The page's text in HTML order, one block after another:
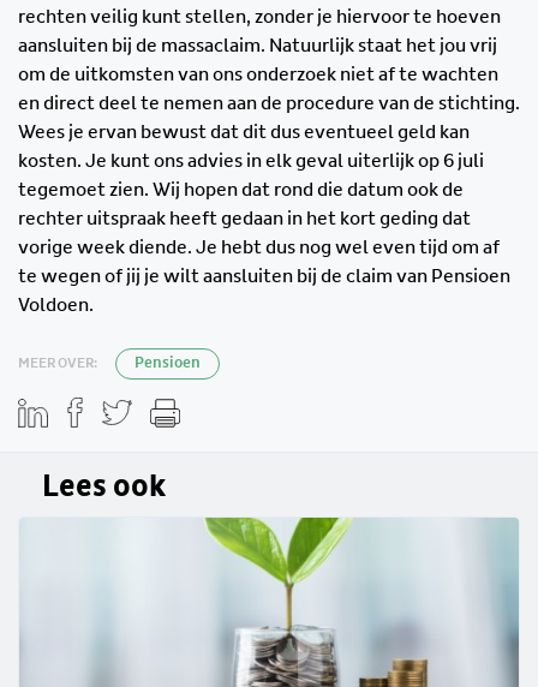
rechten veilig kunt stellen, zonder je hiervoor te hoeven
aansluiten bij de massaclaim. Natuurlijk staat het jou vrij
om de uitkomsten van ons onderzoek niet af te wachten
en direct deel te nemen aan de procedure van de stichting.
Wees je ervan bewust dat dit dus eventueel geld kan
kosten. Je kunt ons advies in elk geval uiterlijk op 6 juli
tegemoet zien. Wij hopen dat rond die datum ook de
rechter uitspraak heeft gedaan in het kort geding dat
vorige week diende. Je hebt dus nog wel even tijd om af
te wegen of jij je wilt aansluiten bij de claim van Pensioen
Voldoen.
MEER OVER: Pensioen
Lees ook